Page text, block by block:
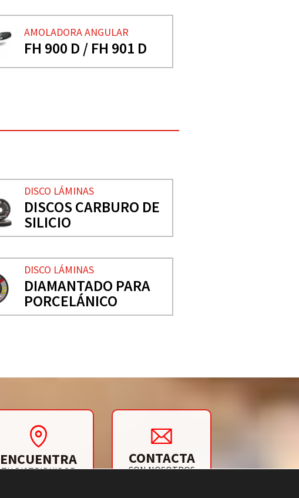
AMOLADORA ANGULAR
FH 900 D / FH 901 D
DISCO LÁMINAS
DISCOS CARBURO DE
SILICIO
DISCO LÁMINAS
DIAMANTADO PARA
PORCELÁNICO
ENCUENTRA
TU DISTRIBUIDOR
CONTACTA
CON NOSOTROS